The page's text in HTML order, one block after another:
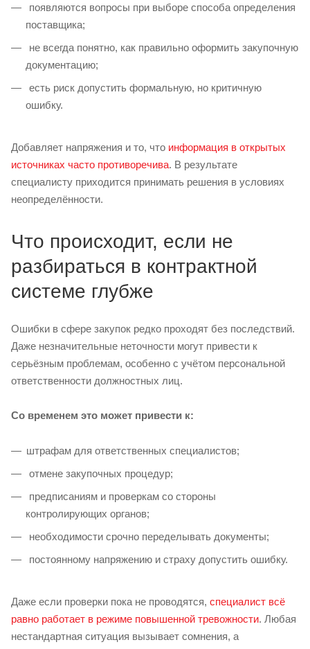
появляются вопросы при выборе способа определения
поставщика;
не всегда понятно, как правильно оформить закупочную
документацию;
есть риск допустить формальную, но критичную
ошибку.
Добавляет напряжения и то, что информация в открытых
источниках часто противоречива. В результате
специалисту приходится принимать решения в условиях
неопределённости.
Что происходит, если не
разбираться в контрактной
системе глубже
Ошибки в сфере закупок редко проходят без последствий.
Даже незначительные неточности могут привести к
серьёзным проблемам, особенно с учётом персональной
ответственности должностных лиц.
Со временем это может привести к:
штрафам для ответственных специалистов;
отмене закупочных процедур;
предписаниям и проверкам со стороны
контролирующих органов;
необходимости срочно переделывать документы;
постоянному напряжению и страху допустить ошибку.
Даже если проверки пока не проводятся, специалист всё
равно работает в режиме повышенной тревожности. Любая
нестандартная ситуация вызывает сомнения, а